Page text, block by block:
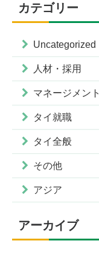
カテゴリー
Uncategorized
人材・採用
マネージメント
タイ就職
タイ全般
その他
アジア
アーカイブ